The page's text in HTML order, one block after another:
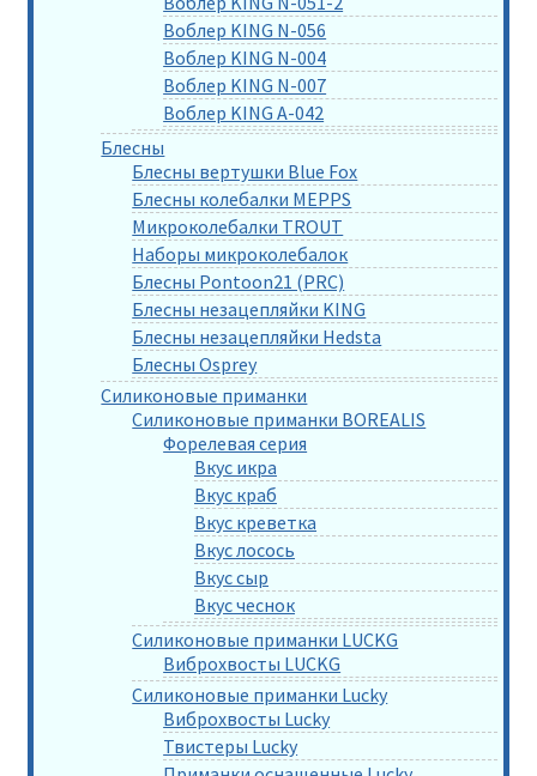
Воблер KING N-056
Воблер KING N-004
Воблер KING N-007
Воблер KING A-042
Блесны
Блесны вертушки Blue Fox
Блесны колебалки MEPPS
Микроколебалки TROUT
Наборы микроколебалок
Блесны Pontoon21 (PRC)
Блесны незацепляйки KING
Блесны незацепляйки Hedsta
Блесны Osprey
Силиконовые приманки
Силиконовые приманки BOREALIS
Форелевая серия
Вкус икра
Вкус краб
Вкус креветка
Вкус лосось
Вкус сыр
Вкус чеснок
Силиконовые приманки LUCKG
Виброхвосты LUCKG
Силиконовые приманки Lucky
Виброхвосты Lucky
Твистеры Lucky